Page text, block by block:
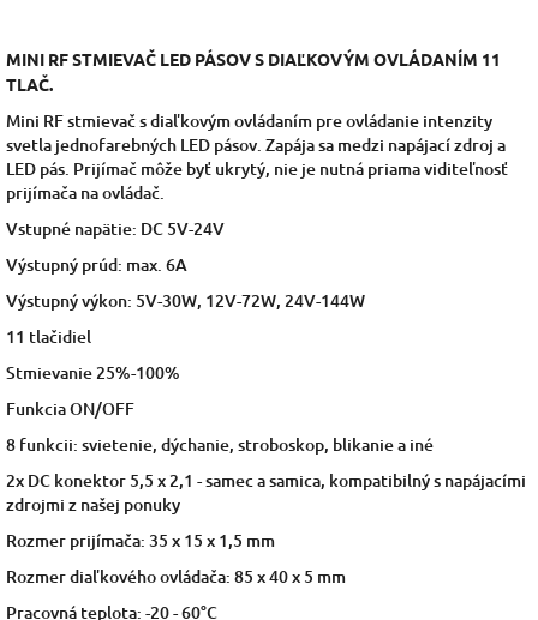
MINI RF STMIEVAČ LED PÁSOV S DIAĽKOVÝM OVLÁDANÍM 11
TLAČ.
Mini RF stmievač s diaľkovým ovládaním pre ovládanie intenzity
svetla jednofarebných LED pásov. Zapája sa medzi napájací zdroj a
LED pás. Prijímač môže byť ukrytý, nie je nutná priama viditeľnosť
prijímača na ovládač.
Vstupné napätie: DC 5V-24V
Výstupný prúd: max. 6A
Výstupný výkon: 5V-30W, 12V-72W, 24V-144W
11 tlačidiel
Stmievanie 25%-100%
Funkcia ON/OFF
8 funkcii: svietenie, dýchanie, stroboskop, blikanie a iné
2x DC konektor 5,5 x 2,1 - samec a samica, kompatibilný s napájacími
zdrojmi z našej ponuky
Rozmer prijímača: 35 x 15 x 1,5 mm
Rozmer diaľkového ovládača: 85 x 40 x 5 mm
Pracovná teplota: -20 - 60°C